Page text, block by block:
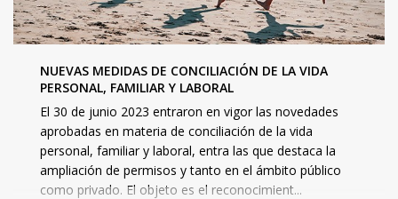
NUEVAS MEDIDAS DE CONCILIACIÓN DE LA VIDA
PERSONAL, FAMILIAR Y LABORAL
El 30 de junio 2023 entraron en vigor las novedades
aprobadas en materia de conciliación de la vida
personal, familiar y laboral, entra las que destaca la
ampliación de permisos y tanto en el ámbito público
como privado. El objeto es el reconocimient...